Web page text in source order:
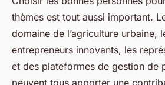
thèmes est tout aussi important.
domaine de l’agriculture urbaine,
entrepreneurs innovants, les
et des plateformes de gestion de
peuvent tous apporter une